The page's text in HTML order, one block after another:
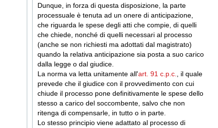
Dunque, in forza di questa disposizione, la parte
processuale è tenuta ad un onere di anticipazione,
che riguarda le spese degli atti che compie, di quelli
che chiede, nonché di quelli necessari al processo
(anche se non richiesti ma adottati dal magistrato)
quando la relativa anticipazione sia posta a suo carico
dalla legge o dal giudice.
La norma va letta unitamente all'art. 91 c.p.c.
, il quale
prevede che il giudice con il provvedimento con cui
chiude il processo pone definitivamente le spese dello
stesso a carico del soccombente, salvo che non
ritenga di compensarle, in tutto o in parte.
Lo stesso principio viene adattato al processo di